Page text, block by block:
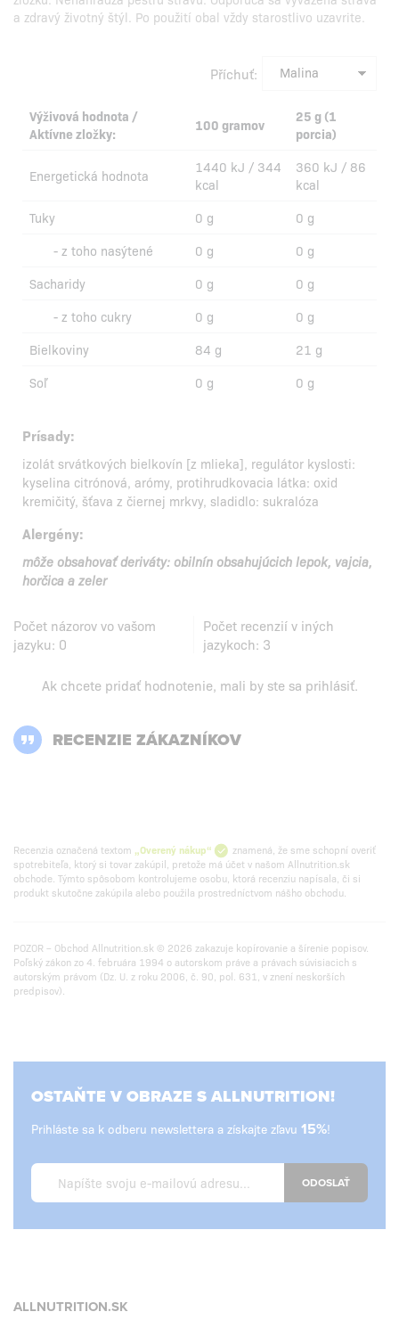
a zdravý životný štýl. Po použití obal vždy starostlivo uzavrite.
Příchuť:
Výživová hodnota /
Aktívne zložky:
100 gramov
25 g (1
porcia)
Energetická hodnota
1440 kJ / 344
kcal
360 kJ / 86
kcal
Tuky
0 g
0 g
- z toho nasýtené
0 g
0 g
Sacharidy
0 g
0 g
- z toho cukry
0 g
0 g
Bielkoviny
84 g
21 g
Soľ
0 g 0 g
Prísady:
izolát srvátkových bielkovín [z mlieka], regulátor kyslosti:
kyselina citrónová, arómy, protihrudkovacia látka: oxid
kremičitý, šťava z čiernej mrkvy, sladidlo: sukralóza
Alergény:
môže obsahovať deriváty: obilnín obsahujúcich lepok, vajcia,
horčica a zeler
Počet názorov vo vašom
jazyku: 0
Počet recenzií v iných
jazykoch: 3
Ak chcete pridať hodnotenie, mali by ste sa prihlásiť.
RECENZIE ZÁKAZNÍKOV
Recenzia označená textom „Overený nákup“
znamená, že sme schopní overiť
spotrebiteľa, ktorý si tovar zakúpil, pretože má účet v našom Allnutrition.sk
obchode. Týmto spôsobom kontrolujeme osobu, ktorá recenziu napísala, či si
produkt skutočne zakúpila alebo použila prostredníctvom nášho obchodu.
POZOR – Obchod Allnutrition.sk © 2026 zakazuje kopírovanie a šírenie popisov.
Poľský zákon zo 4. februára 1994 o autorskom práve a právach súvisiacich s
autorským právom (Dz. U. z roku 2006, č. 90, pol. 631, v znení neskorších
predpisov).
OSTAŇTE V OBRAZE S ALLNUTRITION!
Prihláste sa k odberu newslettera a získajte zľavu 15%!
ODOSLAŤ
ALLNUTRITION.SK